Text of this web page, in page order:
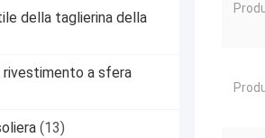
della taglierina della
rivestimento a sfera
(13)